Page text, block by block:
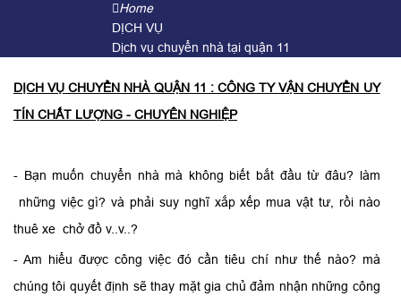
Home
DỊCH VỤ
Dịch vụ chuyển nhà tại quận 11
DỊCH VỤ CHUYỂN NHÀ QUẬN 11 : CÔNG TY VẬN CHUYỂN UY
TÍN CHẤT LƯỢNG - CHUYÊN NGHIỆP
- Bạn muốn chuyển nhà mà không biết bắt đầu từ đâu? làm
những việc gì? và phải suy nghĩ xắp xếp mua vật tư, rồi nào
thuê xe chở đồ v..v..?
- Am hiểu được công việc đó cần tiêu chí như thế nào? mà
chúng tôi quyết định sẽ thay mặt gia chủ đảm nhận những công